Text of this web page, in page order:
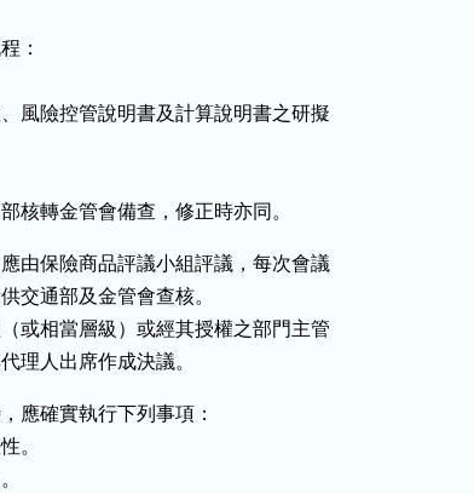
：
風險控管說明書及計算說明書之研擬
核轉金管會備查，修正時亦同。
由保險商品評議小組評議，每次會議
交通部及金管會查核。
或相當層級）或經其授權之部門主管
理人出席作成決議。
應確實執行下列事項：
。